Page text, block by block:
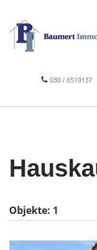
030 / 6519137
Objekte: 1